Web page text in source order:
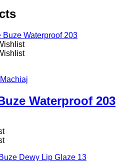
Machiaj
Waterproof 203